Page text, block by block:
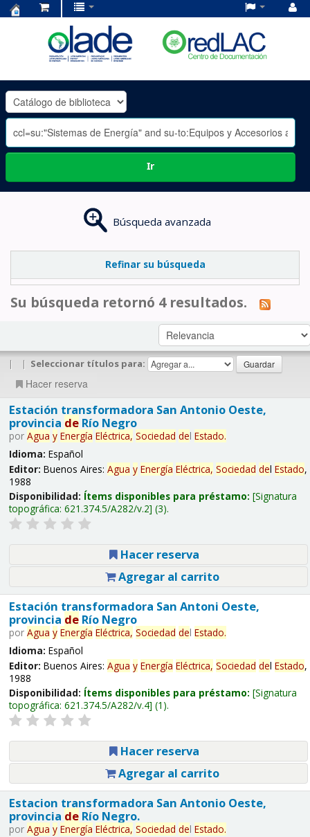
OLADE
-
Ir
Búsqueda avanzada
Refinar su búsqueda
Su búsqueda retornó 4 resultados.
| | Seleccionar títulos para:
Hacer reserva
Estación transformadora San Antonio Oeste,
provincia deRío Negro
por Agua y Energía Eléctrica, Sociedad del Estado.
Idioma: Español
Editor: Buenos Aires: Agua y Energía Eléctrica, Sociedad del Estado,
1988
Disponibilidad: Ítems disponibles para préstamo: Signatura
topográfica: 621.374.5/A282/v.2 (3).
Hacer reserva
Agregar al carrito
Estación transformadora San Antoni Oeste,
provincia deRío Negro
por Agua y Energía Eléctrica, Sociedad del Estado.
Idioma: Español
Editor: Buenos Aires: Agua y Energía Eléctrica, Sociedad del Estado,
1988
Disponibilidad: Ítems disponibles para préstamo: Signatura
topográfica: 621.374.5/A282/v.4 (1).
Hacer reserva
Agregar al carrito
Estacion transformadora San Antonio Oeste,
provincia deRío Negro.
por Agua y Energía Eléctrica, Sociedad del Estado.